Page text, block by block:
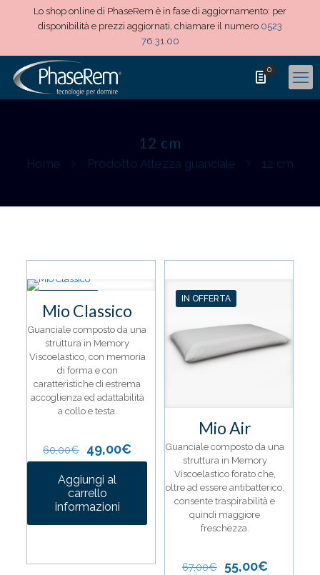
Lo shop online di PhaseRem è in fase di aggiornamento: per
disponibilità e prezzi aggiornati, chiamare il numero 0523
76.31.00
0
12 cm
Home Prodotto Altezza guanciale 12 cm
Mio Classico
Guanciale composto da una
struttura in Memory
Viscoelastico, con memoria
di forma e con
caratteristiche di estrema
accoglienza ed adattabilità
a collo e testa.
60,00€
Il
prezzo
originale
era:
60,00€.
49,00€Il
prezzo
49,00€.
Aggiungi al
carrello
informazioni
IN OFFERTA
Mio Air
Guanciale composto da una
struttura in Memory
Viscoelastico forato che,
oltre ad essere antibatterico,
consente traspirabilità e
quindi maggiore
freschezza.
67,00€
Il
55,00€Il